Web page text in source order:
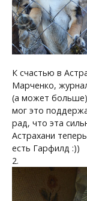
К счастью в
Марченко,
(а может больше)
мог это
рад, что эта
Астрахани
есть Гарфилд :))
2.